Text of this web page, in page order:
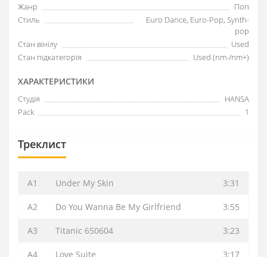
Жанр
Поп
Стиль
Euro Dance, Euro-Pop, Synth-
pop
Стан вінілу
Used
Стан підкатегорія
Used (nm-/nm+)
ХАРАКТЕРИСТИКИ
Студія
HANSA
Pack
1
Треклист
A1 Under My Skin 3:31
A2 Do You Wanna Be My Girlfriend 3:55
A3 Titanic 650604 3:23
A4 Love Suite 3:17